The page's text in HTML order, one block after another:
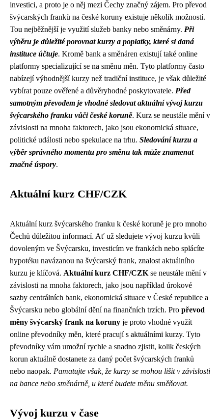
investici, a proto je o něj mezi Čechy značný zájem. Pro převod
švýcarských franků na české koruny existuje několik možností.
Tou nejběžnější je využití služeb banky nebo směnárny. Při
výběru je důležité porovnat kurzy a poplatky, které si daná
instituce účtuje. Kromě bank a směnáren existují také online
platformy specializující se na směnu měn. Tyto platformy často
nabízejí výhodnější kurzy než tradiční instituce, je však důležité
vybírat pouze ověřené a důvěryhodné poskytovatele. Před
samotným převodem je vhodné sledovat aktuální vývoj kurzu
švýcarského franku vůči české koruně. Kurz se neustále mění v
závislosti na mnoha faktorech, jako jsou ekonomická situace,
politické události nebo spekulace na trhu. Sledování kurzu a
výběr správného momentu pro směnu tak může znamenat
značné úspory.
Aktuální kurz CHF/CZK
Aktuální kurz švýcarského franku k české koruně je pro mnoho
Čechů důležitou informací. Ať už sledujete vývoj kurzu kvůli
dovoleným ve Švýcarsku, investicím ve frankách nebo splácíte
hypotéku navázanou na švýcarský frank, znalost aktuálního
kurzu je klíčová. Aktuální kurz CHF/CZK se neustále mění v
závislosti na mnoha faktorech, jako jsou například úrokové
sazby centrálních bank, ekonomická situace v České republice a
Švýcarsku nebo globální dění na finančních trzích. Pro převod
měny švýcarský frank na koruny je proto vhodné využít
online převodníky měn, které pracují s aktuálními kurzy. Tyto
převodníky vám umožní rychle a snadno zjistit, kolik českých
korun aktuálně dostanete za daný počet švýcarských franků
nebo naopak. Pamatujte však, že kurzy se mohou lišit v závislosti
na bance nebo směnárně, u které budete měnu směňovat.
Vývoj kurzu v čase